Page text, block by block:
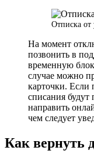
Отписка от
На момент
позвонить в
временную
случае можно
карточки. Если
списания
направить
чем следует
Как вернуть